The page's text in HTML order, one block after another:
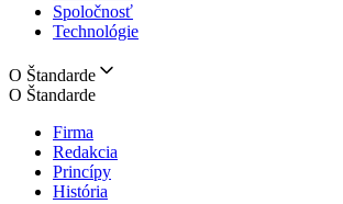
Spoločnosť
Technológie
O Štandarde
O Štandarde
Firma
Redakcia
Princípy
História